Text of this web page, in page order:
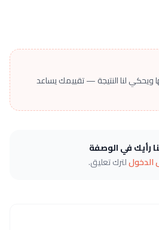
لنا النتيجة — تقييمك يساعد
رأيك في الوصفة
الدخوللترك تعليق.